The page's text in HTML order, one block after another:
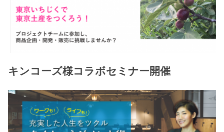
キンコーズ様コラボセミナー開催